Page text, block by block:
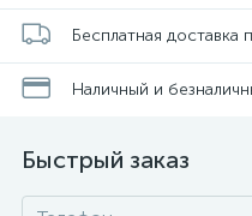
Бесплатная доставка
Наличный и
Быстрый заказ